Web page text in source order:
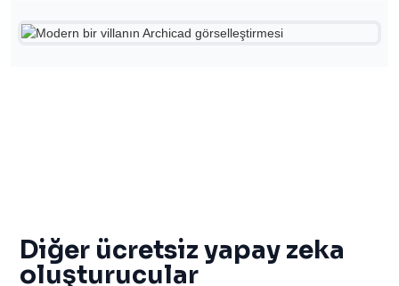
Diğer ücretsiz yapay zeka
oluşturucular